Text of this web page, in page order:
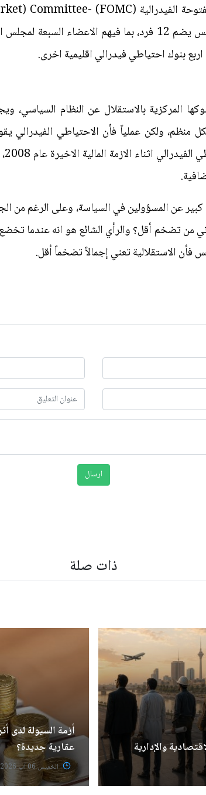
المتعلقة بالسياسة النقدية، وتتكون من مجلس يضم 12 فرد،
بنوك احتياطي فيدرالي اقليمية اخرى.
المركزية بالاستقلال عن النظام
منظم، ولكن عملياً فأن الاحتياطي الفيدرالي
عن المسؤولين في السياسة، وعلى الرغم من
من تضخم أقل؟ والرأي الشائع هو انه عندما
الاستقلالية تعني إجمالاً تضخماً أقل.
ذات صلة
والإدارية
أزمة السيولة لدى
عقارية جديدة؟
الخميس 06 آب 2026